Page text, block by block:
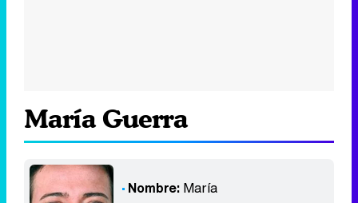
María Guerra
Nombre: María